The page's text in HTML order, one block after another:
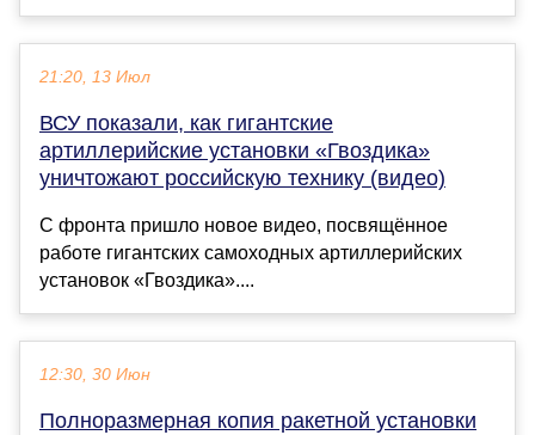
21:20, 13 Июл
ВСУ показали, как гигантские
артиллерийские установки «Гвоздика»
уничтожают российскую технику (видео)
С фронта пришло новое видео, посвящённое
работе гигантских самоходных артиллерийских
установок «Гвоздика»....
12:30, 30 Июн
Полноразмерная копия ракетной установки